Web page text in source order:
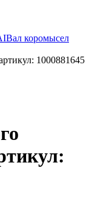
Вал коромысел
1000881645